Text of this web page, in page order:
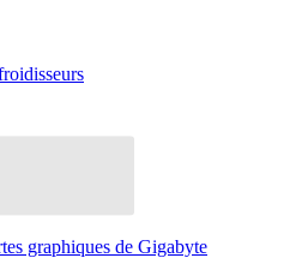
graphiques de Gigabyte